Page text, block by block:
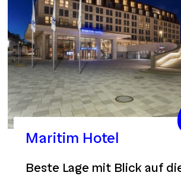
Maritim Hotel
Beste Lage mit Blick auf